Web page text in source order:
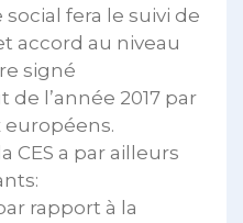
fera le suivi de
accord au niveau
signé
l’année 2017 par
européens.
CES a par ailleurs
rapport à la